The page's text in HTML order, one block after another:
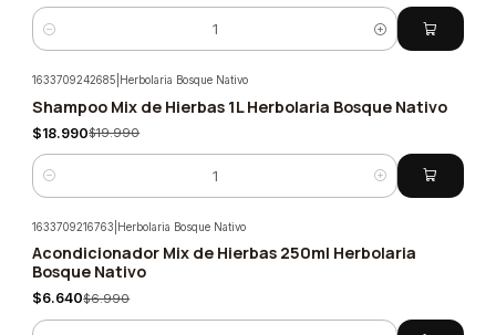
Cantidad
-5%
1633709242685 Herbolaria Bosque Nativo
Shampoo Mix de Hierbas 1L Herbolaria Bosque Nativo
$18.990$19.990
Cantidad
-5%
1633709216763 Herbolaria Bosque Nativo
Acondicionador Mix de Hierbas 250ml Herbolaria
Bosque Nativo
$6.640$6.990